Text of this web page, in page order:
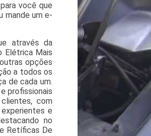
você que
mande um e-
através da
Elétrica Mais
opções
a todos os
de cada um.
profissionais
com
e
no
Retíficas De